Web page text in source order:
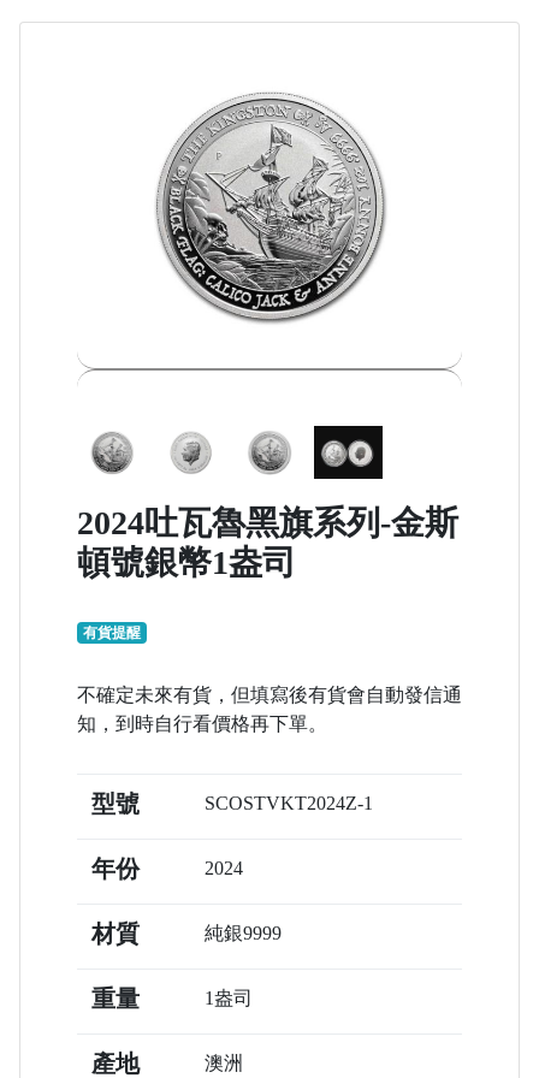
2024吐瓦魯黑旗系列-金斯
頓號銀幣1盎司
有貨提醒
不確定未來有貨，但填寫後有貨會自動發信通
知，到時自行看價格再下單。
型號 SCOSTVKT2024Z-1
年份 2024
材質 純銀9999
重量 1盎司
產地 澳洲